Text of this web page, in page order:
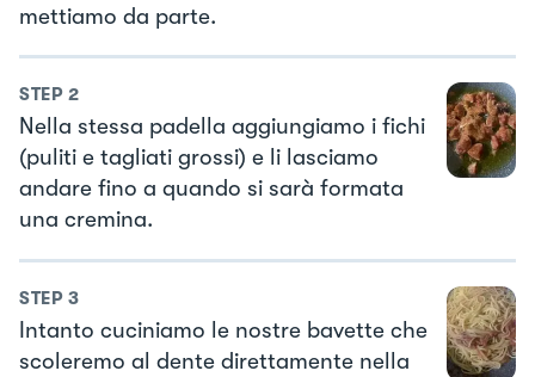
mettiamo da parte.
STEP 2
Nella stessa padella aggiungiamo i fichi
(puliti e tagliati grossi) e li lasciamo
andare fino a quando si sarà formata
una cremina.
STEP 3
Intanto cuciniamo le nostre bavette che
scoleremo al dente direttamente nella